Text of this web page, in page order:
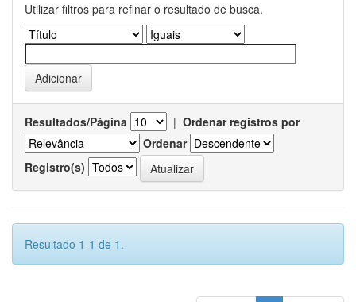
Utilizar filtros para refinar o resultado de busca.
Resultados/Página | Ordenar registros por
Ordenar
Registro(s)
Resultado 1-1 de 1.